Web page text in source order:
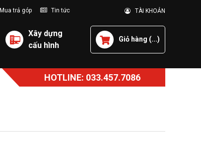
Mua trả góp Tin tức TÀI KHOẢN
Xây dựng
cấu hình
Giỏ hàng (...)
HOTLINE: 033.457.7086